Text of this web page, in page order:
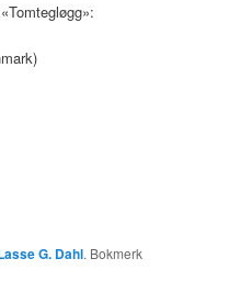
G. Dahl. Bokmerk